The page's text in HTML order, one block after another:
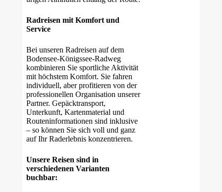
Radreisen mit Komfort und
Service
Bei unseren Radreisen auf dem
Bodensee-Königssee-Radweg
kombinieren Sie sportliche Aktivität
mit höchstem Komfort. Sie fahren
individuell, aber profitieren von der
professionellen Organisation unserer
Partner. Gepäcktransport,
Unterkunft, Kartenmaterial und
Routeninformationen sind inklusive
– so können Sie sich voll und ganz
auf Ihr Raderlebnis konzentrieren.
Unsere Reisen sind in
verschiedenen Varianten
buchbar: